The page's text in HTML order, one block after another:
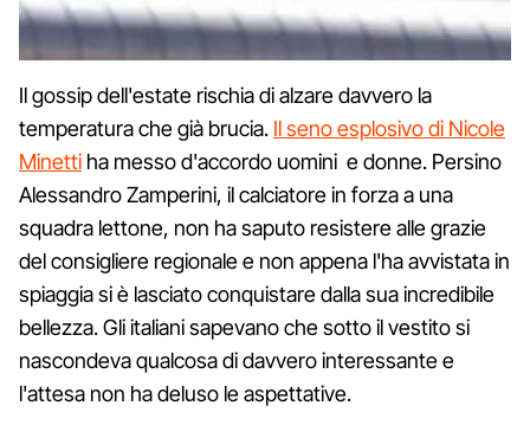
Il gossip dell'estate rischia di alzare davvero la
temperatura che già brucia. Il seno esplosivo di Nicole
Minetti ha messo d'accordo uomini e donne. Persino
Alessandro Zamperini, il calciatore in forza a una
squadra lettone, non ha saputo resistere alle grazie
del consigliere regionale e non appena l'ha avvistata in
spiaggia si è lasciato conquistare dalla sua incredibile
bellezza. Gli italiani sapevano che sotto il vestito si
nascondeva qualcosa di davvero interessante e
l'attesa non ha deluso le aspettative.